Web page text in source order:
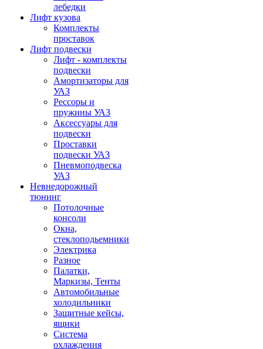
лебедки
Лифт кузова
Комплекты
проставок
Лифт подвески
Лифт - комплекты
подвески
Амортизаторы для
УАЗ
Рессоры и
пружины УАЗ
Аксессуары для
подвески
Проставки
подвески УАЗ
Пневмоподвеска
УАЗ
Невнедорожный
тюнинг
Потолочные
консоли
Окна,
стеклоподьемники
Электрика
Разное
Палатки,
Маркизы, Тенты
Автомобильные
холодильники
Защитные кейсы,
ящики
Система
охлаждения